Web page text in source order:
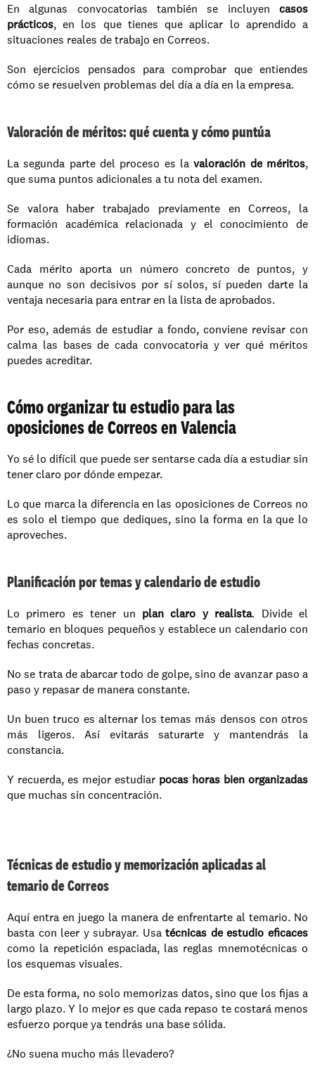
En algunas convocatorias también se incluyen casos
prácticos, en los que tienes que aplicar lo aprendido a
situaciones reales de trabajo en Correos.
Son ejercicios pensados para comprobar que entiendes
cómo se resuelven problemas del día a día en la empresa.
Valoración de méritos: qué cuenta y cómo puntúa
La segunda parte del proceso es la valoración de méritos,
que suma puntos adicionales a tu nota del examen.
Se valora haber trabajado previamente en Correos, la
formación académica relacionada y el conocimiento de
idiomas.
Cada mérito aporta un número concreto de puntos, y
aunque no son decisivos por sí solos, sí pueden darte la
ventaja necesaria para entrar en la lista de aprobados.
Por eso, además de estudiar a fondo, conviene revisar con
calma las bases de cada convocatoria y ver qué méritos
puedes acreditar.
Cómo organizar tu estudio para las
oposiciones de Correos en Valencia
Yo sé lo difícil que puede ser sentarse cada día a estudiar sin
tener claro por dónde empezar.
Lo que marca la diferencia en las oposiciones de Correos no
es solo el tiempo que dediques, sino la forma en la que lo
aproveches.
Planificación por temas y calendario de estudio
Lo primero es tener un plan claro y realista. Divide el
temario en bloques pequeños y establece un calendario con
fechas concretas.
No se trata de abarcar todo de golpe, sino de avanzar paso a
paso y repasar de manera constante.
Un buen truco es alternar los temas más densos con otros
más ligeros. Así evitarás saturarte y mantendrás la
constancia.
Y recuerda, es mejor estudiar pocas horas bien organizadas
que muchas sin concentración.
Técnicas de estudio y memorización aplicadas al
temario de Correos
Aquí entra en juego la manera de enfrentarte al temario. No
basta con leer y subrayar. Usa técnicas de estudio eficaces
como la repetición espaciada, las reglas mnemotécnicas o
los esquemas visuales.
De esta forma, no solo memorizas datos, sino que los fijas a
largo plazo. Y lo mejor es que cada repaso te costará menos
esfuerzo porque ya tendrás una base sólida.
¿No suena mucho más llevadero?